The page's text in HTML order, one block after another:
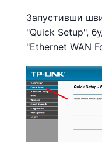
Запустивши
"Quick Setup",
"Ethernet WAN